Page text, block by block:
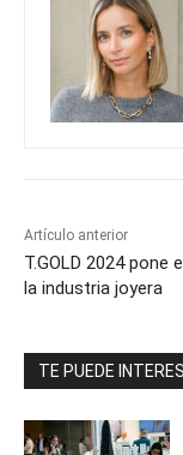
Artículo anterior
T.GOLD 2024 pone
la industria joyera
TE PUEDE